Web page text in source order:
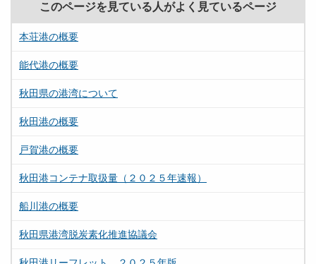
このページを見ている人がよく見ているページ
本荘港の概要
能代港の概要
秋田県の港湾について
秋田港の概要
戸賀港の概要
秋田港コンテナ取扱量（２０２５年速報）
船川港の概要
秋田県港湾脱炭素化推進協議会